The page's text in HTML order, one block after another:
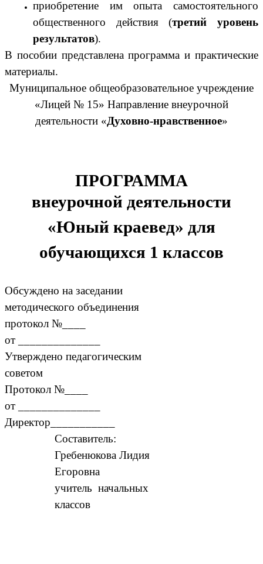
приобретение им опыта самостоятельного
общественного действия (третий уровень
результатов).
В пособии представлена программа и практические
материалы.
Муниципальное общеобразовательное учреждение
«Лицей № 15» Направление внеурочной
деятельности «Духовно-нравственное»
ПРОГРАММА
внеурочной деятельности
«Юный краевед» для
обучающихся 1 классов
Обсуждено на заседании
методического объединения
протокол №____
от ______________
Утверждено педагогическим
советом
Протокол №____
от ______________
Директор___________
Составитель:
Гребенюкова Лидия
Егоровна
учитель начальных
классов